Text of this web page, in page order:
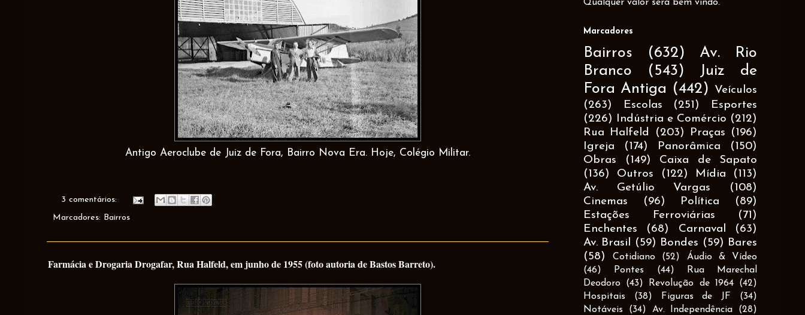
Antigo Aeroclube de Juiz de Fora, Bairro Nova Era. Hoje, Colégio Militar.
3 comentários:
Marcadores: Bairros
Farmácia e Drogaria Drogafar, Rua Halfeld, em junho de 1955 (foto autoria de Bastos Barreto).
Qualquer valor será bem vindo.
Marcadores
Bairros (632)
Av. Rio
Branco
(543)
Juiz de
Fora Antiga (442)
Veículos
(263)
Escolas (251)
Esportes
(226)
Indústria e Comércio (212)
Rua Halfeld
(203) Praças
(196)
Igreja
(174) Panorâmica
(150)
Obras
(149)
Caixa de Sapato
(136)
Outros (122) Mídia
(113)
Av. Getúlio Vargas
(108)
Cinemas
(96) Política
(89)
Estações Ferroviárias
(71)
Enchentes
(68) Carnaval
(63)
Av. Brasil
(59) Bondes (59) Bares
(58)
Cotidiano (52)
Áudio & Vídeo
(46)
Pontes (44)
Rua Marechal
Deodoro
(43) Revolução de 1964
(42)
Hospitais
(38) Figuras de JF
(34)
Notáveis
(34) Av. Independência
(28)